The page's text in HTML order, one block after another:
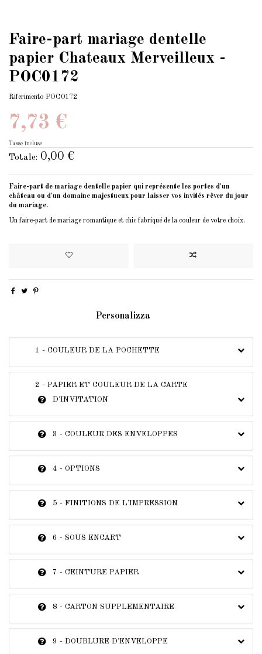
Faire-part mariage dentelle
papier Chateaux Merveilleux -
POC0172
Riferimento POC0172
7,73 €
Tasse incluse
Totale: 0,00 €
Faire-part de mariage dentelle papier qui représente les portes d'un
château ou d'un domaine majestueux pour laisser vos invités rêver du jour
du mariage.
Un faire-part de mariage romantique et chic fabriqué de la couleur de votre choix.
Personalizza
1 - COULEUR DE LA POCHETTE
2 - PAPIER ET COULEUR DE LA CARTE
D'INVITATION
3 - COULEUR DES ENVELOPPES
4 - OPTIONS
5 - FINITIONS DE L'IMPRESSION
6 - SOUS ENCART
7 - CEINTURE PAPIER
8 - CARTON SUPPLEMENTAIRE
9 - DOUBLURE D'ENVELOPPE